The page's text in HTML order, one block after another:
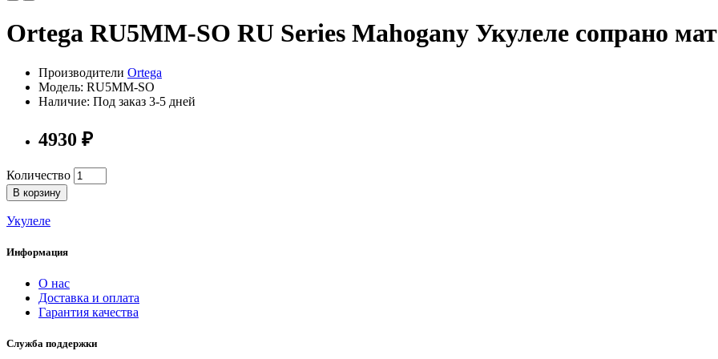
Ortega RU5MM-SO RU Series Mahogany Укулеле сопрано
Производители Ortega
Модель: RU5MM-SO
Наличие: Под заказ 3-5 дней
4930 ₽
Количество
В корзину
Укулеле
Информация
О нас
Доставка и оплата
Гарантия качества
Служба поддержки